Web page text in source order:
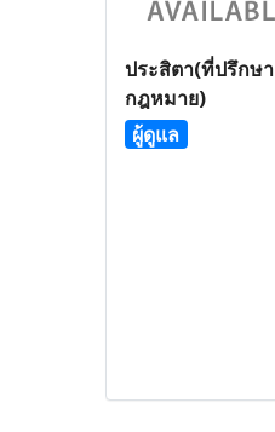
ประสิตา(ที่ปรึกษา
กฎหมาย)
ผู้ดูแล